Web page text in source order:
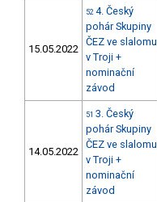
15.05.2022
52 4. Český
pohár Skupiny
ČEZ ve slalomu
v Troji +
nominační
závod
14.05.2022
51 3. Český
pohár Skupiny
ČEZ ve slalomu
v Troji +
nominační
závod